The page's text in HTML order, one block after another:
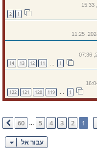
2
11
12
13
14
…
119
120
121
122
1
2
3
4
5
60 הבא
עבור אל